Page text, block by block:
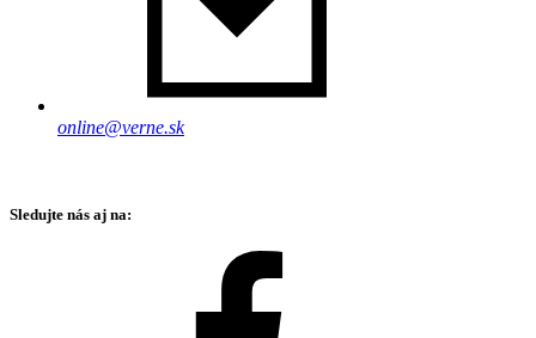
online@verne.sk
Sledujte nás aj na: